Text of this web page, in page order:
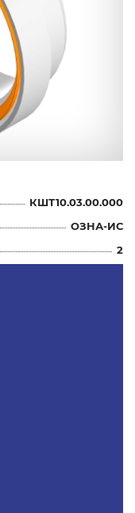
КШТ10.03.00.000
ОЗНА-ИС
2